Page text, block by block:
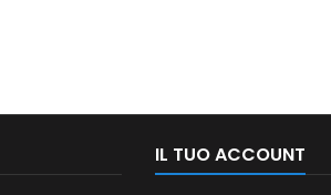
IL TUO ACCOUNT